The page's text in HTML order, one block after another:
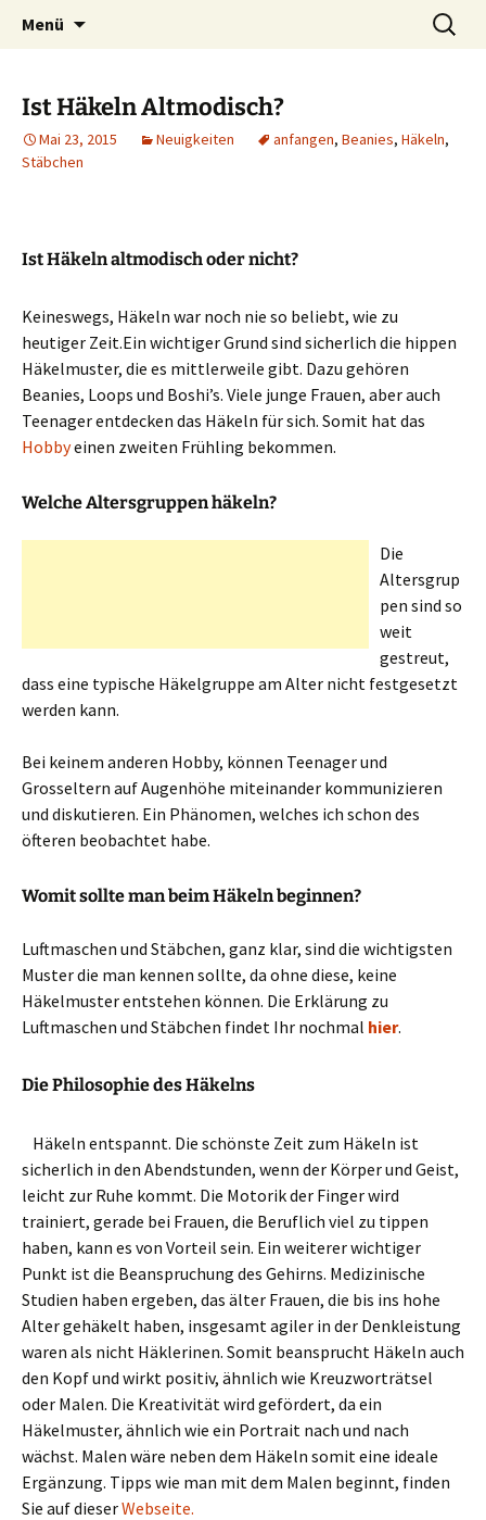
Häkeln
Zubehör und Tipps zum Häkeln
Menü
Suchen
nach:
Ist Häkeln Altmodisch?
Mai 23, 2015 Neuigkeiten anfangen, Beanies, Häkeln,
Stäbchen
Ist Häkeln altmodisch oder nicht?
Keineswegs, Häkeln war noch nie so beliebt, wie zu
heutiger Zeit.Ein wichtiger Grund sind sicherlich die hippen
Häkelmuster, die es mittlerweile gibt. Dazu gehören
Beanies, Loops und Boshi’s. Viele junge Frauen, aber auch
Teenager entdecken das Häkeln für sich. Somit hat das
Hobbyeinen zweiten Frühling bekommen.
Welche Altersgruppen häkeln?
Die
Altersgrup
pen sind so
weit
gestreut,
dass eine typische Häkelgruppe am Alter nicht festgesetzt
werden kann.
Bei keinem anderen Hobby, können Teenager und
Grosseltern auf Augenhöhe miteinander kommunizieren
und diskutieren. Ein Phänomen, welches ich schon des
öfteren beobachtet habe.
Womit sollte man beim Häkeln beginnen?
Luftmaschen und Stäbchen, ganz klar, sind die wichtigsten
Muster die man kennen sollte, da ohne diese, keine
Häkelmuster entstehen können. Die Erklärung zu
Luftmaschen und Stäbchen findet Ihr nochmal hier.
Die Philosophie des Häkelns
Häkeln entspannt. Die schönste Zeit zum Häkeln ist
sicherlich in den Abendstunden, wenn der Körper und Geist,
leicht zur Ruhe kommt. Die Motorik der Finger wird
trainiert, gerade bei Frauen, die Beruflich viel zu tippen
haben, kann es von Vorteil sein. Ein weiterer wichtiger
Punkt ist die Beanspruchung des Gehirns. Medizinische
Studien haben ergeben, das älter Frauen, die bis ins hohe
Alter gehäkelt haben, insgesamt agiler in der Denkleistung
waren als nicht Häklerinen. Somit beansprucht Häkeln auch
den Kopf und wirkt positiv, ähnlich wie Kreuzworträtsel
oder Malen. Die Kreativität wird gefördert, da ein
Häkelmuster, ähnlich wie ein Portrait nach und nach
wächst. Malen wäre neben dem Häkeln somit eine ideale
Ergänzung. Tipps wie man mit dem Malen beginnt, finden
Sie auf dieserWebseite.